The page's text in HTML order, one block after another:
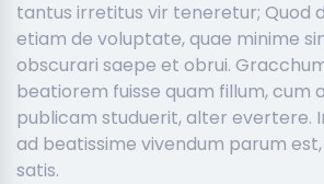
tantus irretitus vir teneretur; Quod
etiam de voluptate, quae minime
obscurari saepe et obrui.
beatiorem fuisse quam fillum, cum
publicam studuerit, alter evertere.
ad beatissime vivendum parum
satis.